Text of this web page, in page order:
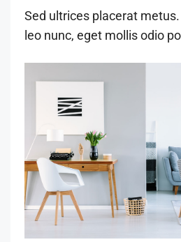
Sed ultrices placerat
leo nunc, eget mollis odio